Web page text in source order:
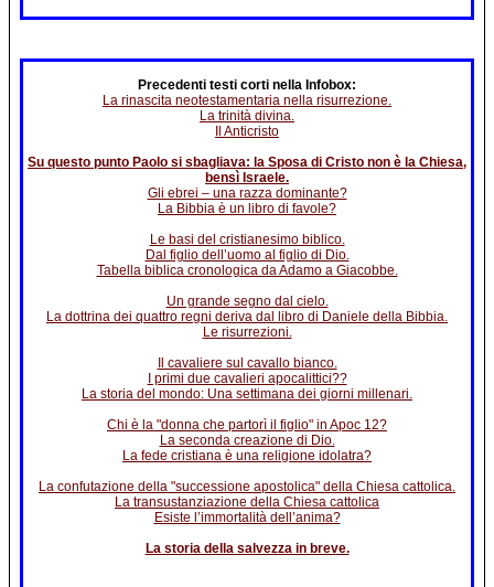
Precedenti testi corti nella Infobox:
La rinascita neotestamentaria nella risurrezione.
La trinità divina.
Il Anticristo
Su questo punto Paolo si sbagliava: la Sposa di Cristo non è la Chiesa,
bensì Israele.
Gli ebrei – una razza dominante?
La Bibbia è un libro di favole?
Le basi del cristianesimo biblico.
Dal figlio dell’uomo al figlio di Dio.
Tabella biblica cronologica da Adamo a Giacobbe.
Un grande segno dal cielo.
La dottrina dei quattro regni deriva dal libro di Daniele della Bibbia.
Le risurrezioni.
Il cavaliere sul cavallo bianco.
I primi due cavalieri apocalittici??
La storia del mondo: Una settimana dei giorni millenari.
Chi è la "donna che partorì il figlio" in Apoc 12?
La seconda creazione di Dio.
La fede cristiana è una religione idolatra?
La confutazione della "successione apostolica" della Chiesa cattolica.
La transustanziazione della Chiesa cattolica
Esiste l’immortalità dell’anima?
La storia della salvezza in breve.